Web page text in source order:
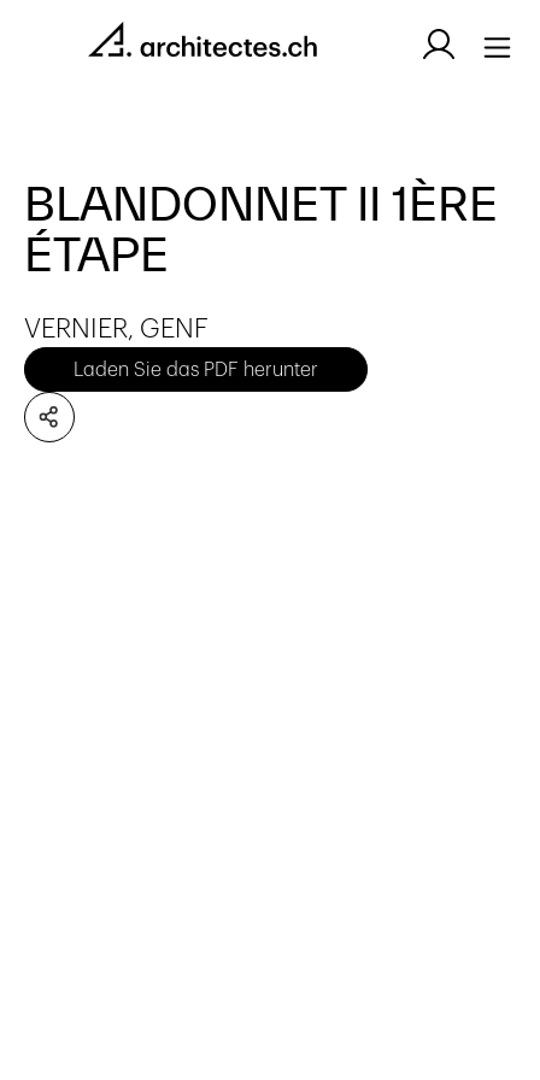
BLANDONNET II 1ÈRE
ÉTAPE
VERNIER, GENF
Laden Sie das PDF herunter